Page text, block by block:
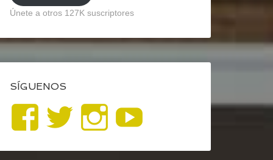
Únete a otros 127K suscriptores
SÍGUENOS
Ver
perfil
Ver
perfil
Ver
perfil
YouTube